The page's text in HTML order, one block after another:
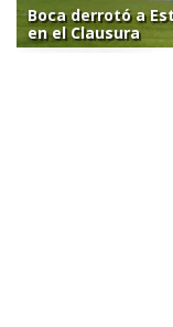
Boca derrotó a
en el Clausura